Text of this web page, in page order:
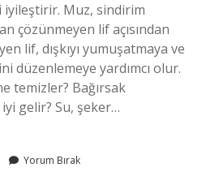
iyileştirir. Muz, sindirim
çözünmeyen lif açısından
lif, dışkıyı yumuşatmaya ve
düzenlemeye yardımcı olur.
temizler? Bağırsak
gelir? Su, şeker…
Yorum Bırak